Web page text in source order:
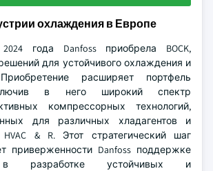
охлаждения в Европе
года Danfoss приобрела BOCK,
для устойчивого охлаждения и
расширяет портфель
в него широкий спектр
компрессорных технологий,
для различных хладагентов и
& R. Этот стратегический шаг
приверженности Danfoss поддержке
в разработке устойчивых и